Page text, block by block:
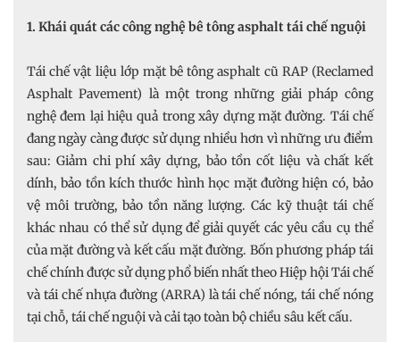
1. Khái quát các công nghệ bê tông asphalt tái chế nguội
Tái chế vật liệu lớp mặt bê tông asphalt cũ RAP (Reclamed
Asphalt Pavement) là một trong những giải pháp công
nghệ đem lại hiệu quả trong xây dựng mặt đường. Tái chế
đang ngày càng được sử dụng nhiều hơn vì những ưu điểm
sau: Giảm chi phí xây dựng, bảo tồn cốt liệu và chất kết
dính, bảo tồn kích thước hình học mặt đường hiện có, bảo
vệ môi trường, bảo tồn năng lượng. Các kỹ thuật tái chế
khác nhau có thể sử dụng để giải quyết các yêu cầu cụ thể
của mặt đường và kết cấu mặt đường. Bốn phương pháp tái
chế chính được sử dụng phổ biến nhất theo Hiệp hội Tái chế
và tái chế nhựa đường (ARRA) là tái chế nóng, tái chế nóng
tại chỗ, tái chế nguội và cải tạo toàn bộ chiều sâu kết cấu.